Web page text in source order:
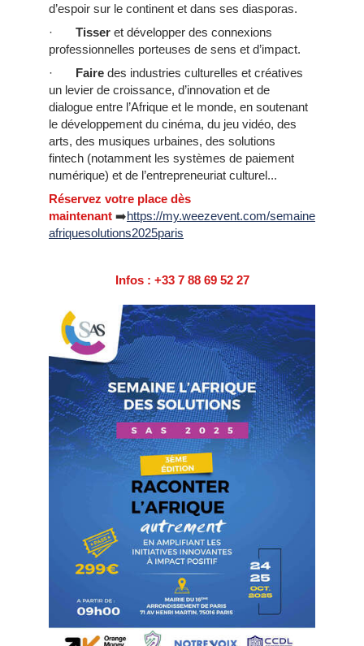
d’espoir sur le continent et dans ses diasporas.
· Tisser et développer des connexions
professionnelles porteuses de sens et d’impact.
· Faire des industries culturelles et créatives
un levier de croissance, d’innovation et de
dialogue entre l’Afrique et le monde, en soutenant
le développement du cinéma, du jeu vidéo, des
arts, des musiques urbaines, des solutions
fintech (notamment les systèmes de paiement
numérique) et de l’entrepreneuriat culturel...
Réservez votre place dès
maintenant ➡️https://my.weezevent.com/semaine
afriquesolutions2025paris
Infos : +33 7 88 69 52 27